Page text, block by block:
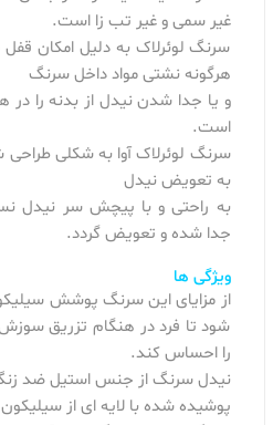
غیر سمی و غیر تب زا است.
سرنگ لوئرلاک به دلیل امکان
هرگونه نشتی مواد داخل سرنگ
و یا جدا شدن نیدل از بدنه را در
است.
سرنگ لوئرلاک آوا به شکلی
به تعویض نیدل
به راحتی و با پیچش سر نیدل
جدا شده و تعویض گردد.
ویژگی ها
از مزایای این سرنگ پوشش
شود تا فرد در هنگام تزریق
را احساس کند.
نیدل سرنگ از جنس استیل ضد
پوشیده شده با لایه ای از سیلیکون